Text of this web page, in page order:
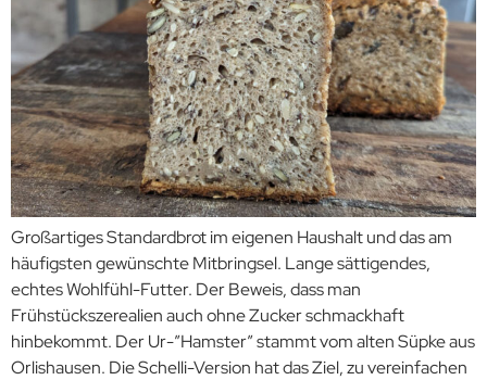
Großartiges Standardbrot im eigenen Haushalt und das am
häufigsten gewünschte Mitbringsel. Lange sättigendes,
echtes Wohlfühl-Futter. Der Beweis, dass man
Frühstückszerealien auch ohne Zucker schmackhaft
hinbekommt. Der Ur-”Hamster” stammt vom alten Süpke aus
Orlishausen. Die Schelli-Version hat das Ziel, zu vereinfachen